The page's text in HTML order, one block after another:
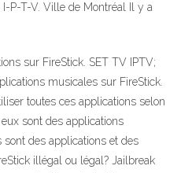
I-P-T-V. Ville de Montréal Il y a
sur FireStick. SET TV IPTV;
musicales sur FireStick.
toutes ces applications selon
sont des applications
sont des applications et des
illégal ou légal? Jailbreak